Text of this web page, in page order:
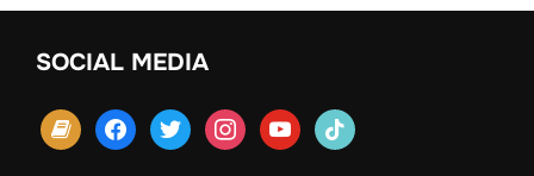
SOCIAL MEDIA
book facebooktwitter instagramyoutubetiktok